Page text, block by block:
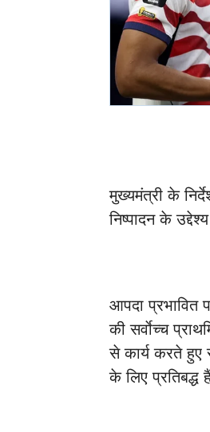
मुख्यमंत्री के
निष्पादन के
आपदा प्रभावित
की सर्वाेच्च
से कार्य करते हुए
के लिए प्रतिबद्ध